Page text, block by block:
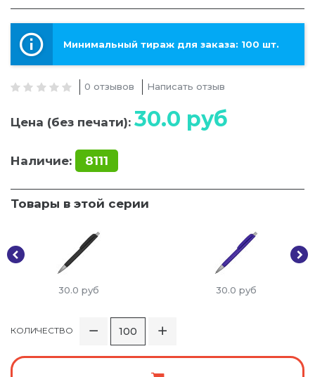
Минимальный тираж для заказа: 100 шт.
0 отзывов Написать отзыв
Цена (без печати): 30.0 руб
Наличие: 8111
Товары в этой серии
30.0 руб 30.0 руб
КОЛИЧЕСТВО